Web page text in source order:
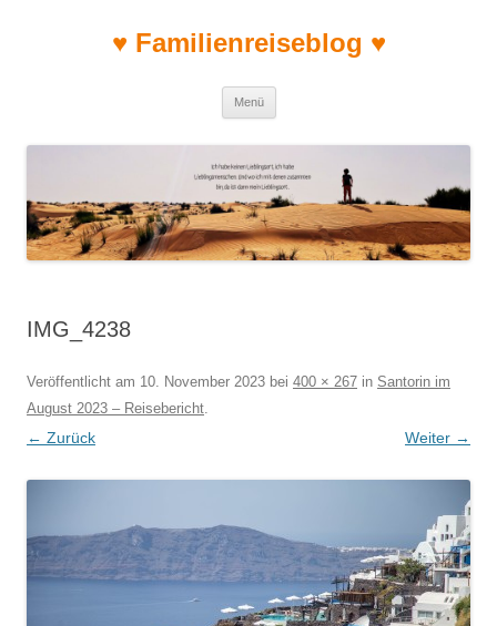
♥ Familienreiseblog ♥
Menü
IMG_4238
Veröffentlicht am 10. November 2023 bei 400 × 267 in Santorin im
August 2023 – Reisebericht.
← Zurück Weiter →